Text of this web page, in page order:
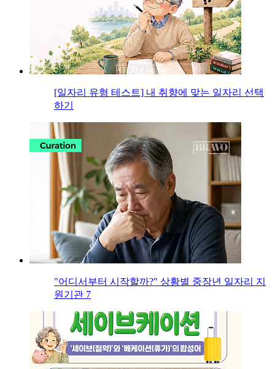
[일자리 유형 테스트] 내 취향에 맞는 일자리 선택
하기
"어디서부터 시작할까?" 상황별 중장년 일자리 지
원기관 7